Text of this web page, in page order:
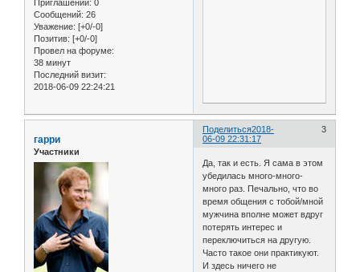
Приглашений: 0
Сообщений: 26
Уважение: [+0/-0]
Позитив: [+0/-0]
Провел на форуме:
38 минут
Последний визит:
2018-06-09 22:24:21
Поделиться 3
2018-
06-09 22:31:17
гарри
Участники
Да, так и есть. Я сама в этом
убедилась много-много-
много раз. Печально, что во
время общения с тобой/мной
мужчина вполне может вдруг
потерять интерес и
переключиться на другую.
Часто такое они практикуют.
И здесь ничего не